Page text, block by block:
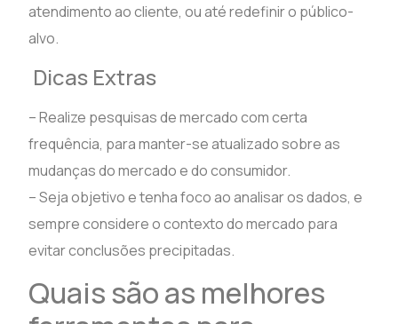
atendimento ao cliente, ou até redefinir o público-
alvo.
Dicas Extras
– Realize pesquisas de mercado com certa
frequência, para manter-se atualizado sobre as
mudanças do mercado e do consumidor.
– Seja objetivo e tenha foco ao analisar os dados, e
sempre considere o contexto do mercado para
evitar conclusões precipitadas.
Quais são as melhores